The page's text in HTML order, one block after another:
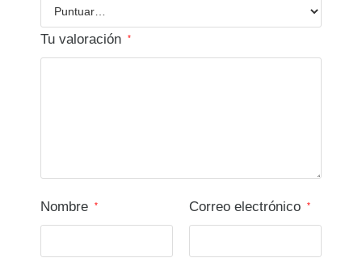
Tu valoración *
Nombre * Correo electrónico *